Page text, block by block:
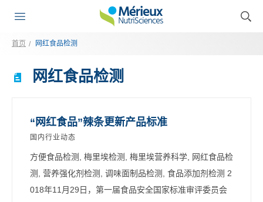
首页 网红食品检测
网红食品检测
“网红食品”辣条更新产品标准
国内行业动态
方便食品检测, 梅里埃检测, 梅里埃营养科学, 网红食品检
测, 营养强化剂检测, 调味面制品检测, 食品添加剂检测 2
018年11月29日，第一届食品安全国家标准审评委员会